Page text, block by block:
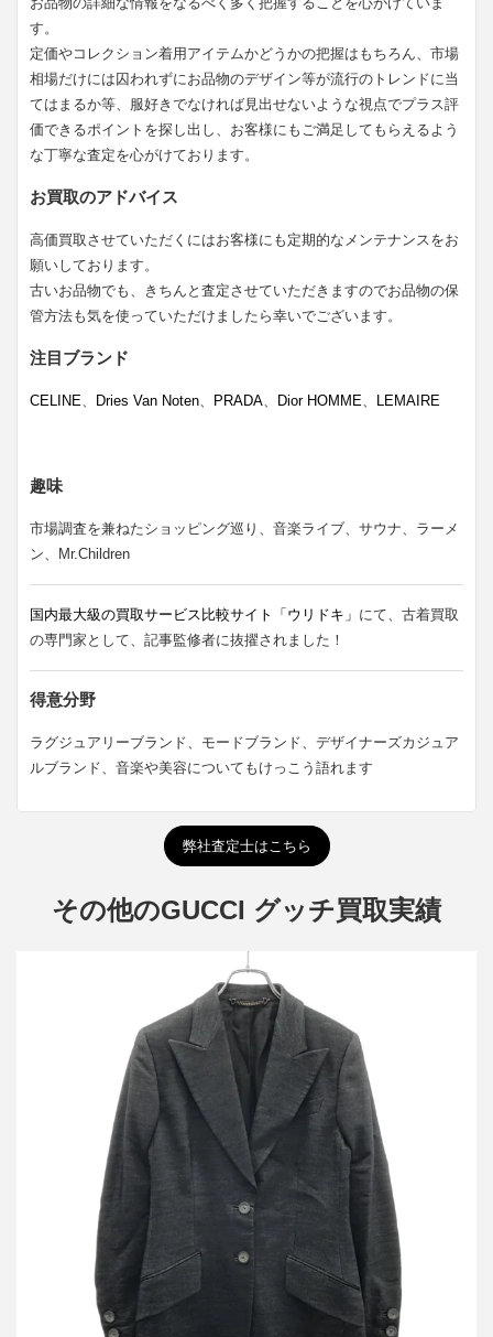
す。
定価やコレクション着用アイテムかどうかの把握はもちろん、市場
相場だけには囚われずにお品物のデザイン等が流行のトレンドに当
てはまるか等、服好きでなければ見出せないような視点でプラス評
価できるポイントを探し出し、お客様にもご満足してもらえるよう
な丁寧な査定を心がけております。
お買取のアドバイス
高価買取させていただくにはお客様にも定期的なメンテナンスをお
願いしております。
古いお品物でも、きちんと査定させていただきますのでお品物の保
管方法も気を使っていただけましたら幸いでございます。
注目ブランド
CELINE、 Dries Van Noten、 PRADA、 Dior HOMME、 LEMAIRE
趣味
市場調査を兼ねたショッピング巡り、音楽ライブ、サウナ、ラーメ
ン、Mr.Children
国内最大級の買取サービス比較サイト「ウリドキ」 にて、古着買取
の専門家として、記事監修者に抜擢されました！
得意分野
ラグジュアリーブランド、モードブランド、デザイナーズカジュア
ルブランド、音楽や美容についてもけっこう語れます
弊社査定士はこちら
その他のGUCCI グッチ買取実績
グッチ by TOM FORD 2000’s ピークドラペルジャケット&スラッ
クスパンツ セットアップスーツ
買取金額18,000円
詳しく見る